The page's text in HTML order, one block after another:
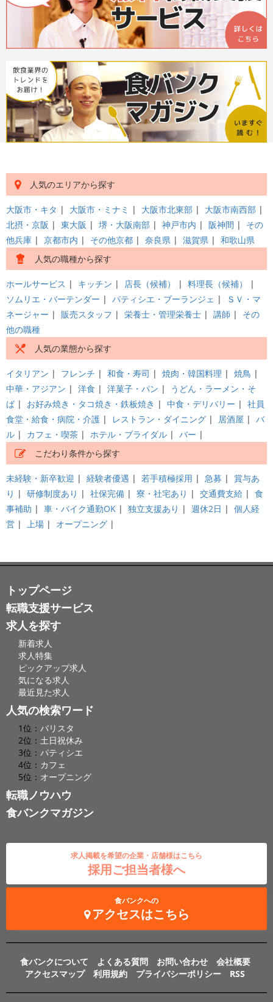
人気のエリアから探す
大阪市・キタ | 大阪市・ミナミ | 大阪市北東部 | 大阪市南西部 |
北摂・京阪 | 東大阪 | 堺・大阪南部 | 神戸市内 | 阪神間 | その
他兵庫 | 京都市内 | その他京都 | 奈良県 | 滋賀県 | 和歌山県
人気の職種から探す
ホールサービス | キッチン | 店長（候補） | 料理長（候補）
|
ソムリエ・バーテンダー | パティシエ・ブーランジェ |
ＳＶ・マ
ネージャー | 販売スタッフ | 栄養士・管理栄養士 | 講師 | その
他の職種
人気の業態から探す
イタリアン | フレンチ | 和食・寿司 | 焼肉・韓国料理 | 焼鳥 |
中華・アジアン | 洋食 | 洋菓子・パン |
うどん・ラーメン・そ
ば | お好み焼き・タコ焼き・鉄板焼き | 中食・デリバリー | 社員
食堂・給食・病院・介護 | レストラン・ダイニング | 居酒屋 | バ
ル | カフェ・喫茶 | ホテル・ブライダル | バー |
こだわり条件から探す
未経験・新卒歓迎 | 経験者優遇 | 若手積極採用 | 急募 | 賞与あ
り | 研修制度あり | 社保完備 | 寮・社宅あり | 交通費支給 | 食
事補助 | 車・バイク通勤OK | 独立支援あり | 週休2日 | 個人経
営 | 上場 | オープニング |
トップページ
転職支援サービス
求人を探す
新着求人
求人特集
ピックアップ求人
気になる求人
最近見た求人
人気の検索ワード
1位： バリスタ
2位： 土日祝休み
3位： パティシエ
4位： カフェ
5位： オープニング
転職ノウハウ
食バンクマガジン
求人掲載を希望の企業・店舗様はこちら
採用ご担当者様へ
食バンクへの
アクセスはこちら
食バンクについて よくある質問 お問い合わせ
会社概要
アクセスマップ
利用規約 プライバシーポリシー RSS